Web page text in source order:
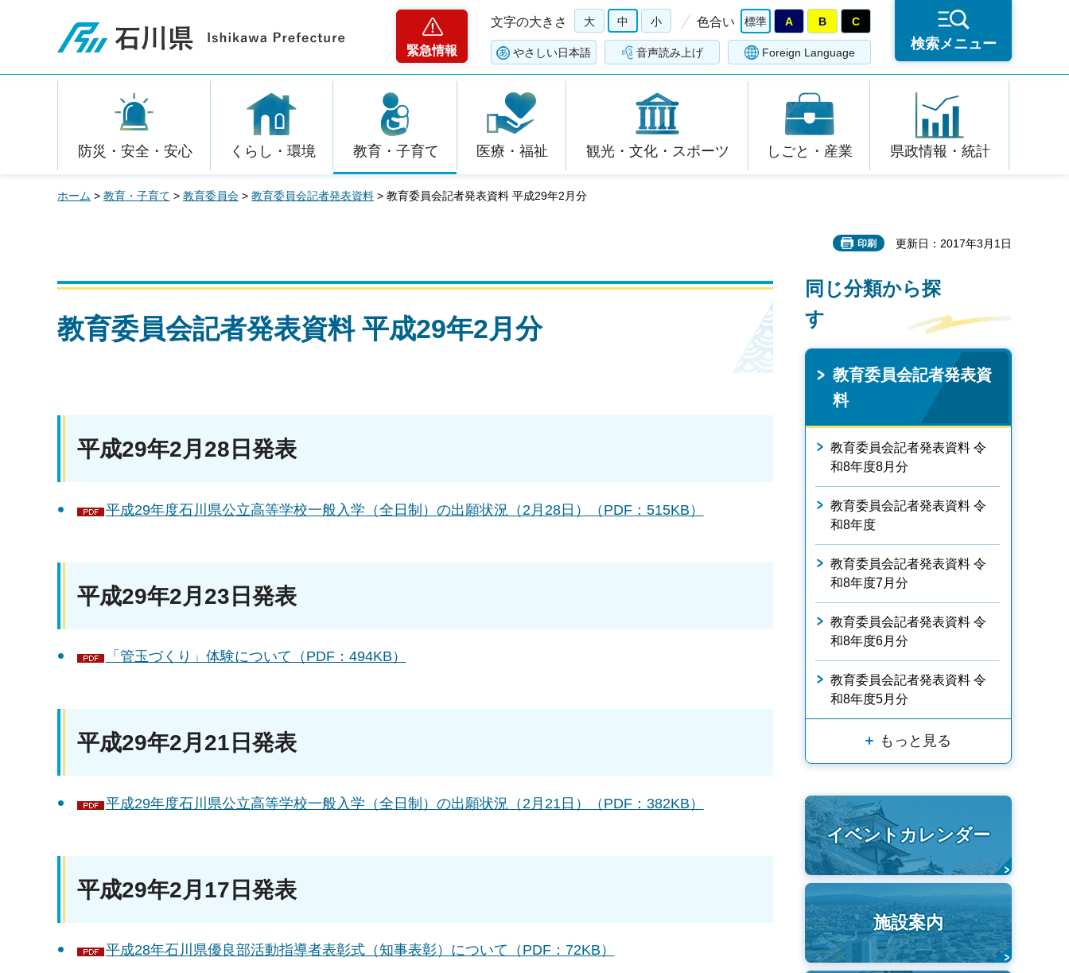
石川県
緊急情報
文字の大きさ 大 中 小 色合い 標準 A B C
やさしい日本語 音声読み上げ Foreign Language
検索メニュー
防災・安全・安心 くらし・環境 教育・子育て 医療・福祉 観光・文化・スポーツ しごと・産業 県政情報・統計
ホーム > 教育・子育て > 教育委員会 > 教育委員会記者発表資料 > 教育委員会記者発表資料 平成29年2月分
印刷 更新日：2017年3月1日
教育委員会記者発表資料 平成29年2月分
平成29年2月28日発表
平成29年度石川県公立高等学校一般入学（全日制）の出願状況（2月28日）（PDF：515KB）
平成29年2月23日発表
「管玉づくり」体験について（PDF：494KB）
平成29年2月21日発表
平成29年度石川県公立高等学校一般入学（全日制）の出願状況（2月21日）（PDF：382KB）
平成29年2月17日発表
平成28年石川県優良部活動指導者表彰式（知事表彰）について（PDF：72KB）
同じ分類から探
す
教育委員会記者発表資
料
教育委員会記者発表資料 令
和8年度8月分
教育委員会記者発表資料 令
和8年度
教育委員会記者発表資料 令
和8年度7月分
教育委員会記者発表資料 令
和8年度6月分
教育委員会記者発表資料 令
和8年度5月分
もっと見る
イベントカレンダー
施設案内